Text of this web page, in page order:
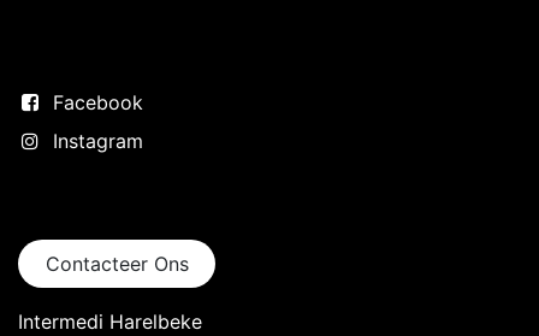
Facebook
Instagram
Contacteer Ons
Intermedi Harelbeke